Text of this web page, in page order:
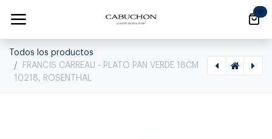
0
Todos los productos
FRANCIS CARREAU - PLATO PAN VERDE 18CM
10218, ROSENTHAL